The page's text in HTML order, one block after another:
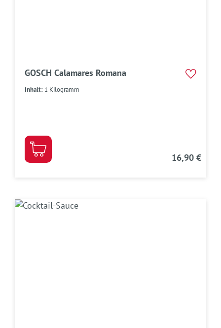
GOSCH Calamares Romana
Inhalt: 1 Kilogramm
16,90 €